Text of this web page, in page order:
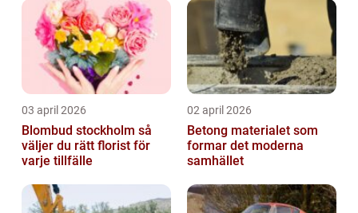
03 april 2026
Blombud stockholm så
väljer du rätt florist för
varje tillfälle
02 april 2026
Betong materialet som
formar det moderna
samhället